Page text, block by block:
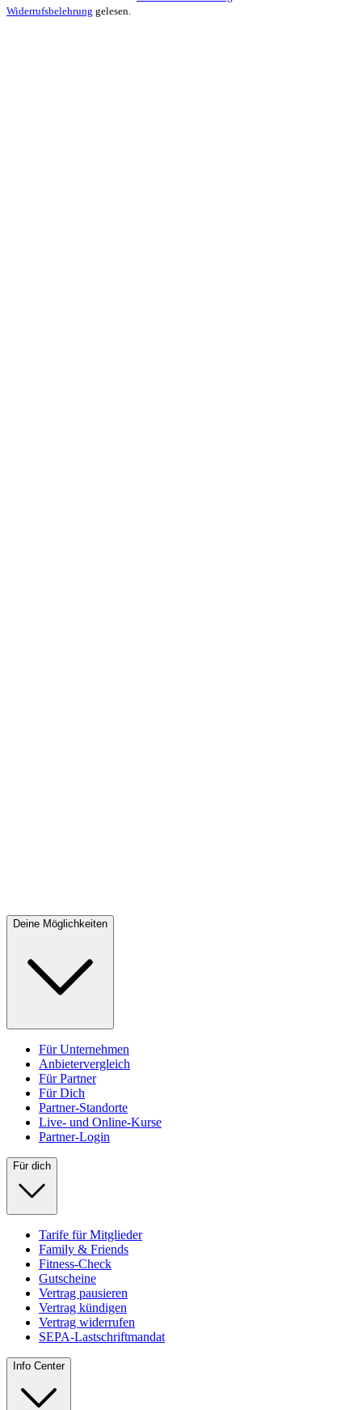
Widerrufsbelehrung gelesen.
Deine Möglichkeiten
Für Unternehmen
Anbietervergleich
Für Partner
Für Dich
Partner-Standorte
Live- und Online-Kurse
Partner-Login
Für dich
Tarife für Mitglieder
Family & Friends
Fitness-Check
Gutscheine
Vertrag pausieren
Vertrag kündigen
Vertrag widerrufen
SEPA-Lastschriftmandat
Info Center